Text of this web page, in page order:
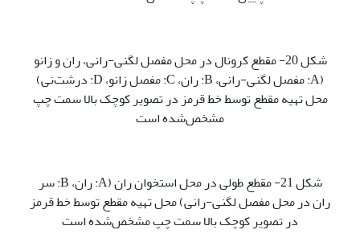
شکل 20- مقطع کرونال در محل مفصل لگنی-رانی، ران و زانو
(A: مفصل لگنی-رانی، B: ران، C: مفصل زانو، D: درشت‌نی)
محل تهیه مقطع توسط خط قرمز در تصویر کوچک بالا سمت چپ
مشخص‌شده است
شکل 21- مقطع طولی در محل استخوان ران (A: ران، B: سر
ران در محل مفصل لگنی-رانی) محل تهیه مقطع توسط خط قرمز
در تصویر کوچک بالا سمت چپ مشخص‌شده است